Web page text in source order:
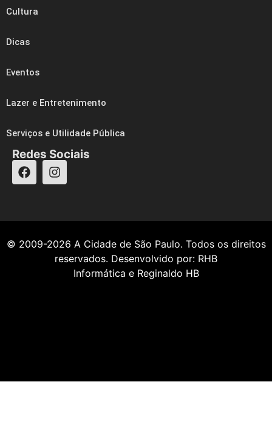
Cultura
Dicas
Eventos
Lazer e Entretenimento
Serviços e Utilidade Pública
Redes Sociais
© 2009-2026 A Cidade de São Paulo. Todos os direitos
reservados. Desenvolvido por: RHB
Informática e Reginaldo HB